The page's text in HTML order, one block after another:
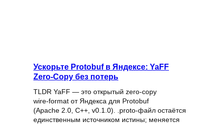
Ускорьте Protobuf в Яндексе: YaFF
Zero‑Copy без потерь
TLDR YaFF — это открытый zero‑copy
wire‑format от Яндекса для Protobuf
(Apache 2.0, C++, v0.1.0). .proto‑файл остаётся
единственным источником истины; меняется